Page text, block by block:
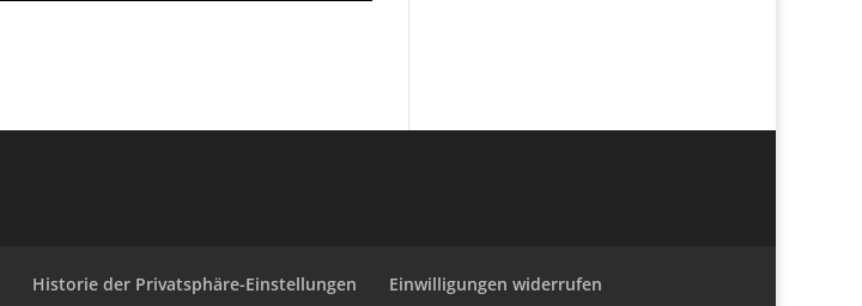
Historie der Privatsphäre-Einstellungen Einwilligungen widerrufen